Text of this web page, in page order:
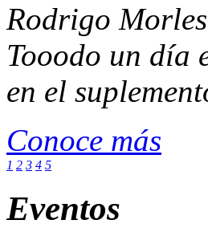
Rodrigo
Tooodo un día
en el
Conoce más
1 2 3 4 5
Eventos